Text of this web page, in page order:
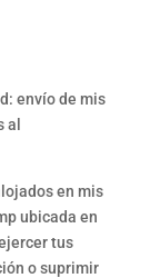
envío de mis
al
en mis
ubicada en
tus
o suprimir